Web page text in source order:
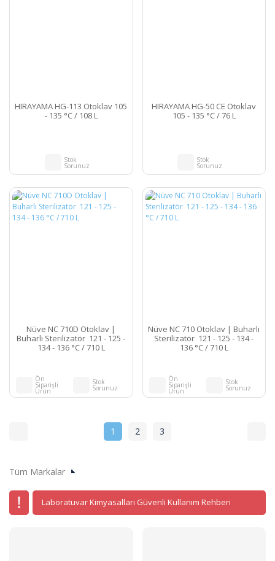
HIRAYAMA HG-113 Otoklav 105
- 135 °C / 108 L
Stok
Sorunuz
HIRAYAMA HG-50 CE Otoklav
105 - 135 °C / 76 L
Stok
Sorunuz
Nüve NC 710D Otoklav |
Buharlı Sterilizatör 121 - 125 -
134 - 136 °C / 710 L
Ön
Siparişli
Ürün
Stok
Sorunuz
Nüve NC 710 Otoklav | Buharlı
Sterilizatör 121 - 125 - 134 -
136 °C / 710 L
Ön
Siparişli
Ürün
Stok
Sorunuz
1 2 3
Tüm Markalar
Laboratuvar Kimyasalları Güvenli Kullanım Rehberi